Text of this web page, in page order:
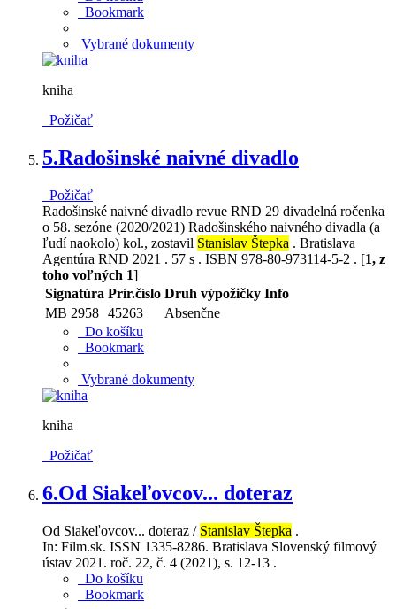
Bookmark
Vybrané dokumenty
kniha
Požičať
5.Radošinské naivné divadlo
Požičať
Radošinské naivné divadlo revue RND 29 divadelná ročenka
o 58. sezóne (2020/2021) Radošinského naivného divadla (a
ľudí naokolo) kol., zostavil Stanislav Štepka . Bratislava
Agentúra RND 2021 . 57 s . ISBN 978-80-973114-5-2 . [1, z
toho voľných 1]
Signatúra Prír.číslo Druh výpožičky Info
MB 2958 45263
Absenčne
Do košíku
Bookmark
Vybrané dokumenty
kniha
Požičať
6.Od Siakeľovcov... doteraz
Od Siakeľovcov... doteraz / Stanislav Štepka .
In: Film.sk. ISSN 1335-8286. Bratislava Slovenský filmový
ústav 2021. roč. 22, č. 4 (2021), s. 12-13 .
Do košíku
Bookmark